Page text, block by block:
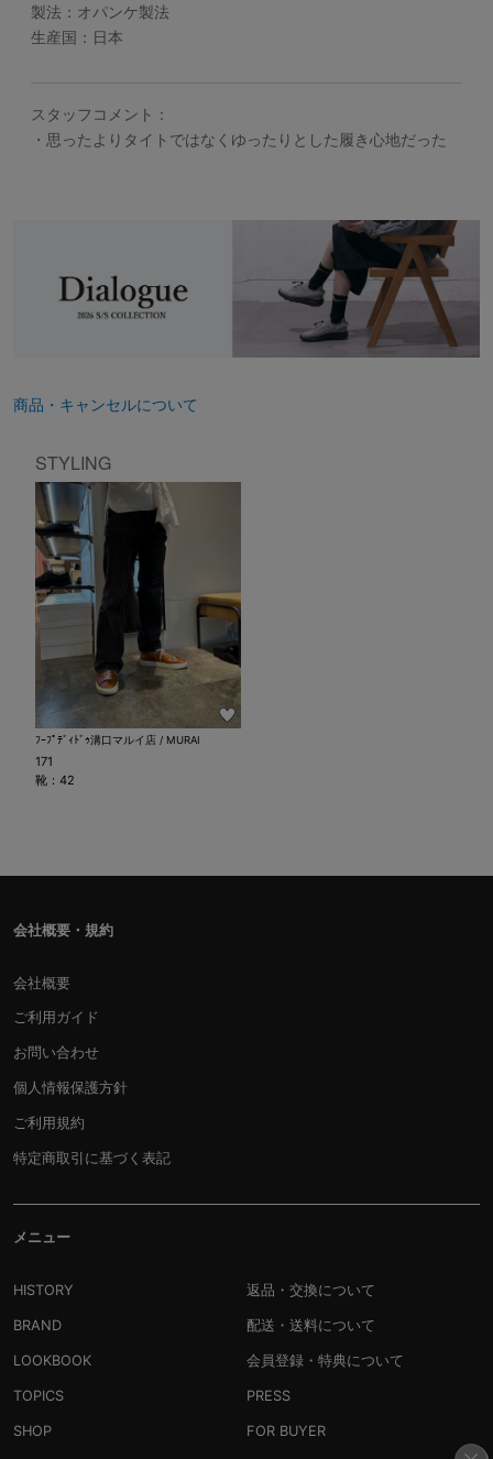
製法：オパンケ製法
生産国：日本
スタッフコメント：
・思ったよりタイトではなくゆったりとした履き心地だった
商品・キャンセルについて
STYLING
ﾌｰﾌﾟﾃﾞｨﾄﾞｩ溝口マルイ店 / MURAI
171
靴：42
会社概要・規約
会社概要
ご利用ガイド
お問い合わせ
個人情報保護方針
ご利用規約
特定商取引に基づく表記
メニュー
HISTORY
BRAND
LOOKBOOK
TOPICS
SHOP
返品・交換について
配送・送料について
会員登録・特典について
PRESS
FOR BUYER